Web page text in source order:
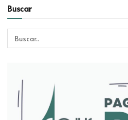
Buscar